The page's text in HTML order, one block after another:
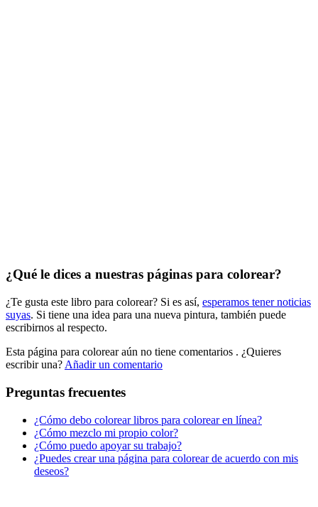
Libros para colorear para niños
Sin categorizar
¿Qué le dices a nuestras páginas para colorear?
¿Te gusta este libro para colorear? Si es así, esperamos tener noticias
suyas. Si tiene una idea para una nueva pintura, también puede
escribirnos al respecto.
Esta página para colorear aún no tiene comentarios . ¿Quieres
escribir una? Añadir un comentario
Preguntas frecuentes
¿Cómo debo colorear libros para colorear en línea?
¿Cómo mezclo mi propio color?
¿Cómo puedo apoyar su trabajo?
¿Puedes crear una página para colorear de acuerdo con mis
deseos?